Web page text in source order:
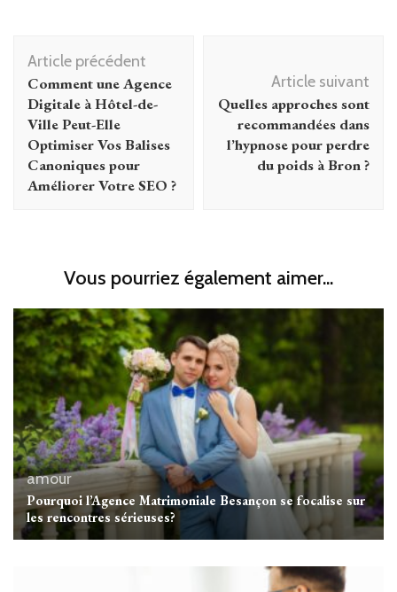
Navigation
d'article
Article précédent
Comment une Agence
Digitale à Hôtel-de-
Ville Peut-Elle
Optimiser Vos Balises
Canoniques pour
Améliorer Votre SEO ?
Article suivant
Quelles approches sont
recommandées dans
l’hypnose pour perdre
du poids à Bron ?
Vous pourriez également aimer...
amour
Pourquoi l’Agence Matrimoniale Besançon se focalise sur
les rencontres sérieuses?